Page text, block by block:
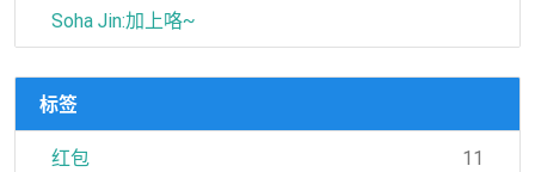
Soha Jin:加上咯~
标签
红包 11